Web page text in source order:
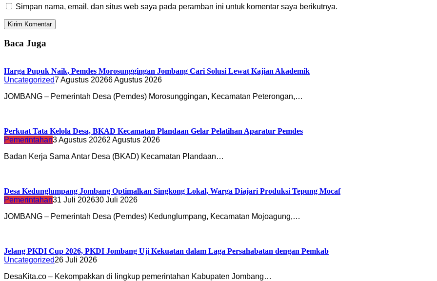
Simpan nama, email, dan situs web saya pada peramban ini untuk komentar saya berikutnya.
Baca Juga
Harga Pupuk Naik, Pemdes Morosunggingan Jombang Cari Solusi Lewat Kajian Akademik
Uncategorized7 Agustus 20266 Agustus 2026
JOMBANG – Pemerintah Desa (Pemdes) Morosunggingan, Kecamatan Peterongan,…
Perkuat Tata Kelola Desa, BKAD Kecamatan Plandaan Gelar Pelatihan Aparatur Pemdes
Pemerintahan3 Agustus 20262 Agustus 2026
Badan Kerja Sama Antar Desa (BKAD) Kecamatan Plandaan…
Desa Kedunglumpang Jombang Optimalkan Singkong Lokal, Warga Diajari Produksi Tepung Mocaf
Pemerintahan31 Juli 202630 Juli 2026
JOMBANG – Pemerintah Desa (Pemdes) Kedunglumpang, Kecamatan Mojoagung,…
Jelang PKDI Cup 2026, PKDI Jombang Uji Kekuatan dalam Laga Persahabatan dengan Pemkab
Uncategorized26 Juli 2026
DesaKita.co – Kekompakkan di lingkup pemerintahan Kabupaten Jombang…